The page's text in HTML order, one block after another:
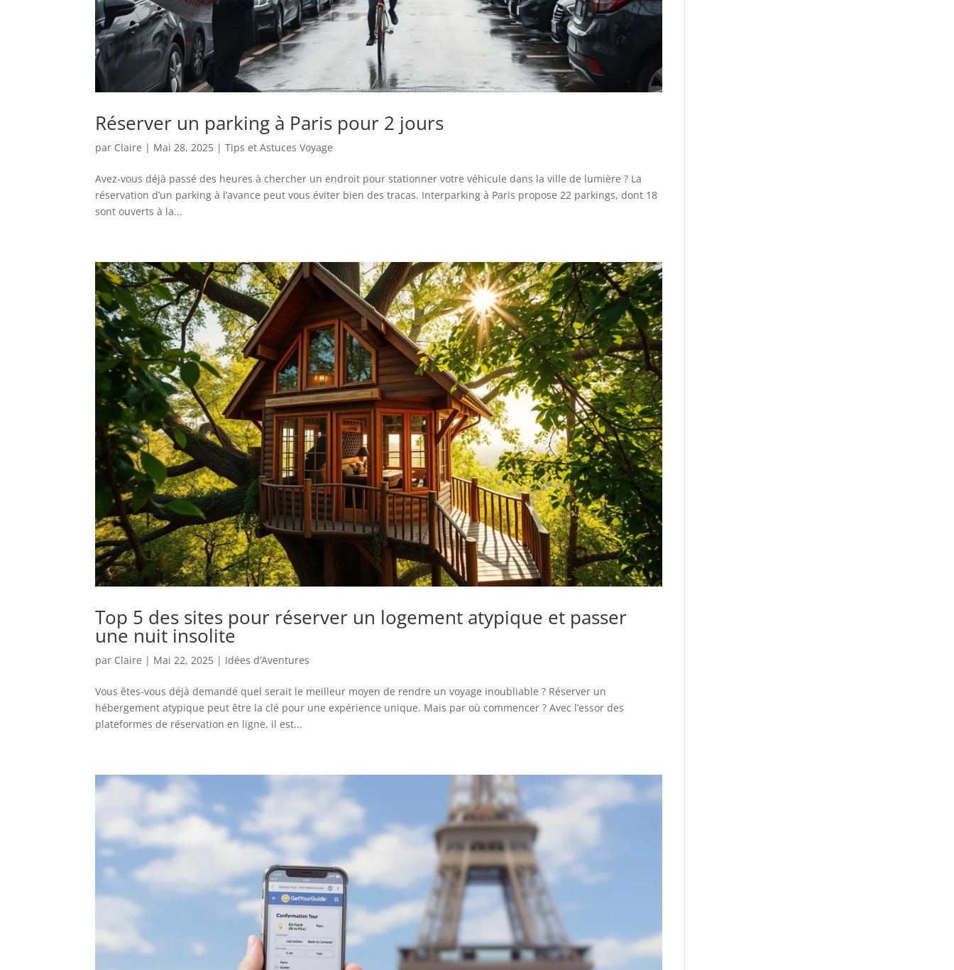
Réserver un parking à Paris pour 2 jours
par Claire | Mai 28, 2025 |Tips et Astuces Voyage
Avez-vous déjà passé des heures à chercher un endroit pour stationner votre véhicule dans la ville de lumière ? La
réservation d’un parking à l’avance peut vous éviter bien des tracas. Interparking à Paris propose 22 parkings, dont 18
sont ouverts à la...
Top 5 des sites pour réserver un logement atypique et passer
une nuit insolite
par Claire | Mai 22, 2025 | Idées d’Aventures
Vous êtes-vous déjà demandé quel serait le meilleur moyen de rendre un voyage inoubliable ? Réserver un
hébergement atypique peut être la clé pour une expérience unique. Mais par où commencer ? Avec l’essor des
plateformes de réservation en ligne, il est...